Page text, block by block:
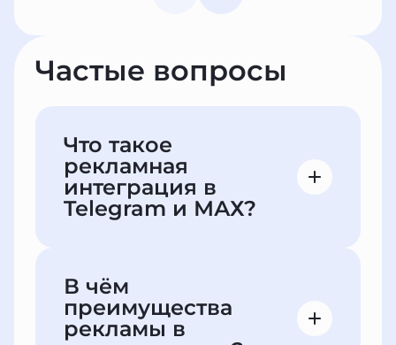
Частые вопросы
Что такое
рекламная
интеграция в
Telegram и МАХ?
в публичных и приватных каналах в
Telegram и MAX. Можно
публиковать текст, фото, видео и
В чём
преимущества
рекламы в